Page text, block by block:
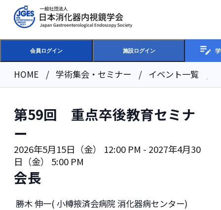
会員ログイン 施設ログイン
HOME 学術集会・セミナー イベント一覧
第59回 重点卒後教育セミナ
ー
2026年5月15日（金） 12:00 PM - 2027年4月30
日（金） 5:00 PM
会長
勝木 伸一( 小樽掖済会病院 消化器病センター)